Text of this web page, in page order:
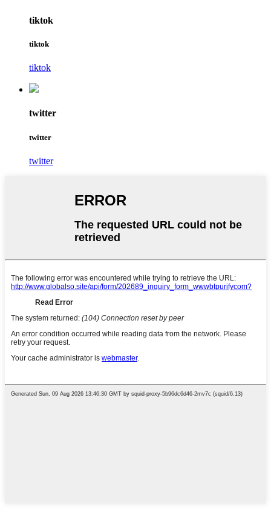
tiktok
tiktok
tiktok
twitter
twitter
twitter